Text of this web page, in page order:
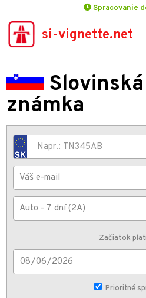
Spracovanie
si-vignette.net
známka
Začiatok
Prioritné